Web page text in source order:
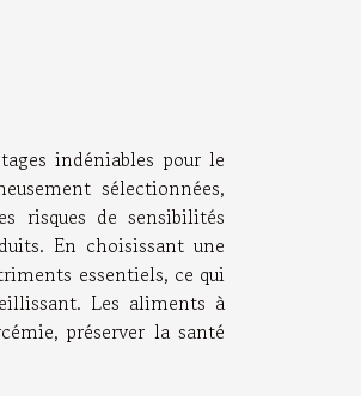
indéniables pour le
sélectionnées,
risques de sensibilités
En choisissant une
essentiels, ce qui
Les aliments à
préserver la santé